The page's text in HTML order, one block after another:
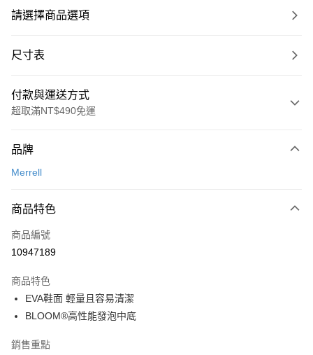
請選擇商品選項
尺寸表
付款與運送方式
超取滿NT$490免運
信用卡一次付款
3 期 0 利率 每期
合作金庫商業銀行
上海商業儲蓄銀行
臺灣中小企業銀行
匯豐（台灣）商業銀行
聯邦商業銀行
玉山商業銀行
超商取貨付款
LINE Pay
Apple Pay
ATM付款
運送方式
品牌
Merrell
商品特色
商品編號
10947189
商品特色
EVA鞋面 輕量且容易清潔
BLOOM®高性能發泡中底
銷售重點